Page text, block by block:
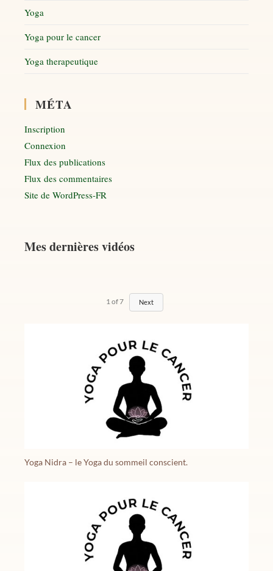
Yoga
Yoga pour le cancer
Yoga therapeutique
MÉTA
Inscription
Connexion
Flux des publications
Flux des commentaires
Site de WordPress-FR
Mes dernières vidéos
1of7 Next
Yoga Nidra – le Yoga du sommeil conscient.